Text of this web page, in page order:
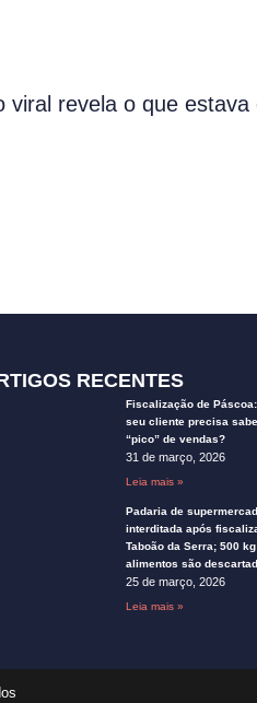
viral revela o que
RECENTES
Fiscalização de
seu cliente precisa
“pico” de vendas?
31 de março, 2026
Leia mais »
Padaria de
interditada após
Taboão da Serra; 500
alimentos são
25 de março, 2026
Leia mais »